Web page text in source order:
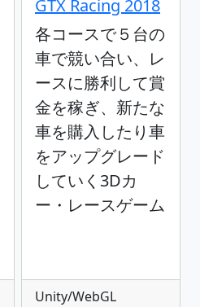
GTX Racing 2018
各コースで５台の
車で競い合い、レ
ースに勝利して賞
金を稼ぎ、新たな
車を購入したり車
をアップグレード
していく3Dカ
ー・レースゲーム
Unity/WebGL